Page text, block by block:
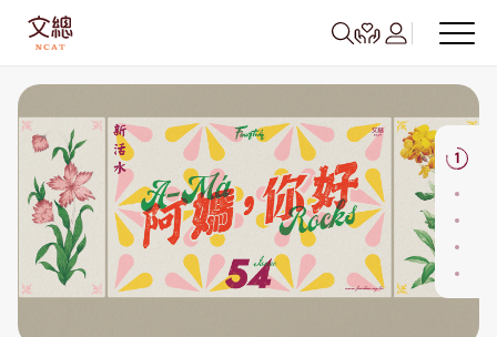
Slide 1 of 5
1